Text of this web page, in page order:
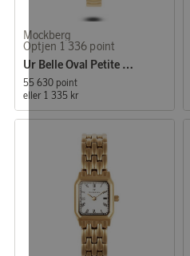
Mockberg
Optjen 1 336 point
Ur Belle Oval Petite Guld
55 630 point
eller 1 335 kr